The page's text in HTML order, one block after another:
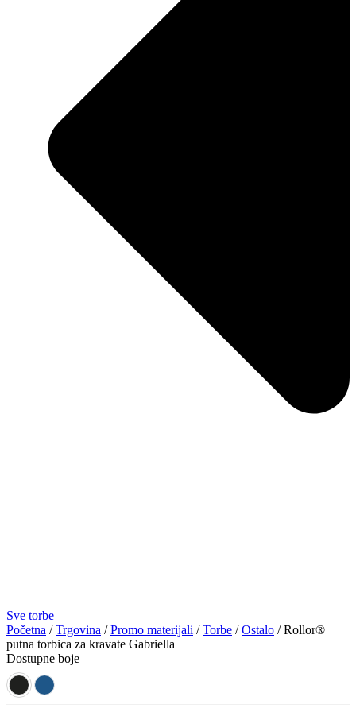
Sve torbe
Početna /Trgovina /Promo materijali /Torbe /Ostalo / Rollor®
putna torbica za kravate Gabriella
Dostupne boje